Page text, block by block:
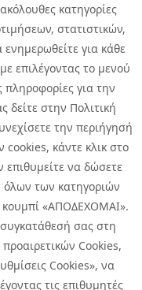
κατηγορίες
στατιστικών,
για κάθε
επιλέγοντας το μενού
πληροφορίες για την
δείτε στην Πολιτική
την περιήγησή
κάντε κλικ στο
να δώσετε
των κατηγοριών
κουμπί «ΑΠΟΔΕΧΟΜΑΙ».
σας στη
Cookies,
Cookies», να
τις επιθυμητές